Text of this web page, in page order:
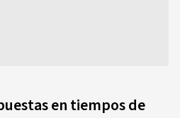
en tiempos de